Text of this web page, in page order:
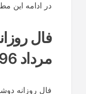
در ادامه این
مرداد 96 –